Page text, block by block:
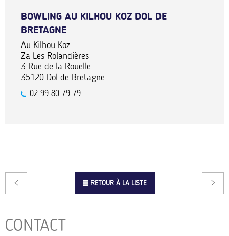
BOWLING AU KILHOU KOZ DOL DE
BRETAGNE
Au Kilhou Koz
Za Les Rolandières
3 Rue de la Rouelle
35120 Dol de Bretagne
02 99 80 79 79
RETOUR À LA LISTE
CONTACT